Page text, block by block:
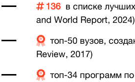
136 в списке
and World Report, 2024)
топ-50 вузов,
Review, 2017)
топ-34 программ